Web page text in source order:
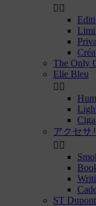
 
The Only
Elie Bleu
 
アクセサ
 
ST Dupont